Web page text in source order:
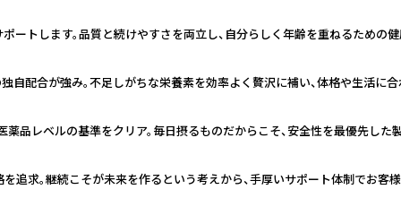
ートします。品質と続けやすさを両立し、自分らしく年齢を重ねるための
独自配合が強み。不足しがちな栄養素を効率よく贅沢に補い、体格や生活に
品レベルの基準をクリア。毎日摂るものだからこそ、安全性を最優先した
追求。継続こそが未来を作るという考えから、手厚いサポート体制でお客